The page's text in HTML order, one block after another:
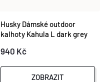
Husky Dámské outdoor
kalhoty Kahula L dark grey
940 Kč
ZOBRAZIT